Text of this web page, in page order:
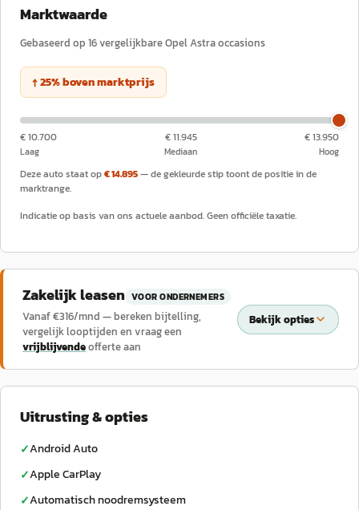
Marktwaarde
Gebaseerd op 16vergelijkbareOpelAstraoccasions
↑25%bovenmarktprijs
€ 10.700
Laag
€ 11.945
Mediaan
€ 13.950
Hoog
Deze auto staat op€ 14.895— de gekleurde stip toont de positie in de
marktrange.
Indicatie op basis van ons actuele aanbod. Geen officiële taxatie.
Zakelijk leasen VOOR ONDERNEMERS
Vanaf €316/mnd — bereken bijtelling,
vergelijk looptijden en vraag een
vrijblijvendeofferte aan
Bekijk opties
Uitrusting & opties
✓Android Auto
✓Apple CarPlay
✓Automatisch noodremsysteem